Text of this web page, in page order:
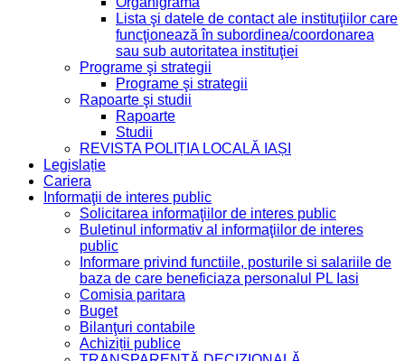
Lista şi datele de contact ale instituţiilor care
funcţionează în subordinea/coordonarea
sau sub autoritatea instituţiei
Programe şi strategii
Programe şi strategii
Rapoarte şi studii
Rapoarte
Studii
REVISTA POLIȚIA LOCALĂ IAȘI
Legislație
Cariera
Informaţii de interes public
Solicitarea informaţiilor de interes public
Buletinul informativ al informaţiilor de interes
public
Informare privind functiile, posturile si salariile de
baza de care beneficiaza personalul PL Iasi
Comisia paritara
Buget
Bilanţuri contabile
Achiziții publice